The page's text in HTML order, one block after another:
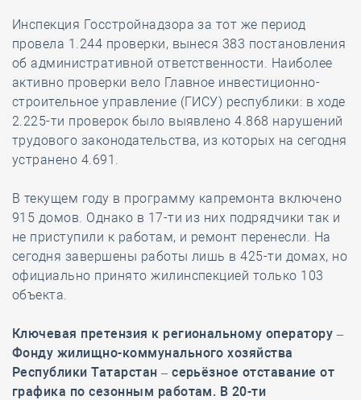
Инспекция Госстройнадзора за тот же период
провела 1.244 проверки, вынеся 383 постановления
об административной ответственности. Наиболее
активно проверки вело Главное инвестиционно-
строительное управление (ГИСУ) республики: в ходе
2.225-ти проверок было выявлено 4.868 нарушений
трудового законодательства, из которых на сегодня
устранено 4.691.
В текущем году в программу капремонта включено
915 домов. Однако в 17-ти из них подрядчики так и
не приступили к работам, и ремонт перенесли. На
сегодня завершены работы лишь в 425-ти домах, но
официально принято жилинспекцией только 103
объекта.
Ключевая претензия к региональному оператору –
Фонду жилищно-коммунального хозяйства
Республики Татарстан – серьёзное отставание от
графика по сезонным работам. В 20-ти